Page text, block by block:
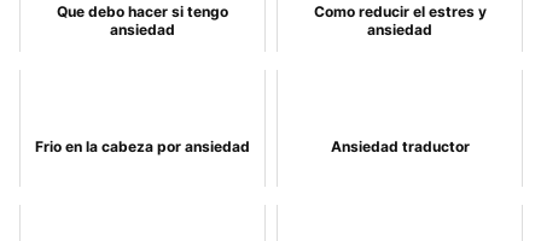
Que debo hacer si tengo
ansiedad
Como reducir el estres y
ansiedad
Frio en la cabeza por ansiedad Ansiedad traductor